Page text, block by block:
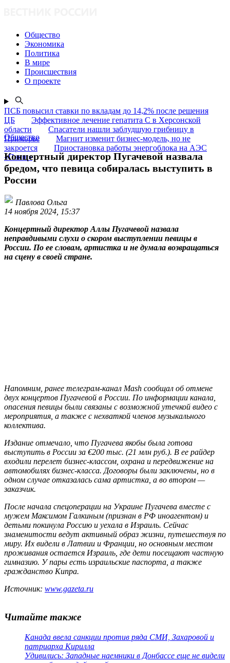
Общество
Экономика
Политика
В мире
Происшествия
О проекте
ПСБ повысил ставки по вкладам до 14,2% после решения
ЦБ
Эффективное лечение гепатита C в Херсонской
области
Спасатели нашли заблудшую грибницу в
Приморье
Магнит изменит бизнес-модель, но не
закроется
Приостановка работы энергоблока на АЭС
«Пакш»
Общество
Концертный директор Пугачевой назвала
бредом, что певица собиралась выступить в
России
Павлова Ольга
14 ноября 2024, 15:37
Концертный директор Аллы Пугачевой назвала
неправдивыми слухи о скором выступлении певицы в
России. По ее словам, артистка и не думала возвращаться
на сцену в своей стране.
Напомним, ранее телеграм-канал Mash сообщал об отмене
двух концертов Пугачевой в России. По информации канала,
опасения певицы были связаны с возможной утечкой видео с
мероприятия, а также с нехваткой членов музыкального
коллектива.
Издание отмечало, что Пугачева якобы была готова
выступить в России за €200 тыс. (21 млн руб.). В ее райдер
входили перелет бизнес-классом, охрана и передвижение на
автомобилях бизнес-класса. Договоры были заключены, но в
одном случае отказалась сама артистка, а во втором —
заказчик.
После начала спецоперации на Украине Пугачева вместе с
мужем Максимом Галкиным (признан в РФ иноагентом) и
детьми покинула Россию и уехала в Израиль. Сейчас
знаменитости ведут активный образ жизни, путешествуя по
миру. Их видели в Латвии и Франции, но основным местом
проживания остается Израиль, где дети посещают частную
гимназию. У пары есть израильские паспорта, а также
гражданство Кипра.
Источник: www.gazeta.ru
Читайте также
Канада ввела санкции против ряда СМИ, Захаровой и
патриарха Кирилла
Удивились: Западные наемники в Донбассе еще не видели